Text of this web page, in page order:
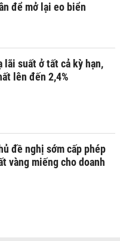
để mở lại eo biển
lãi suất ở tất cả kỳ hạn,
lên đến 2,4%
đề nghị sớm cấp phép
vàng miếng cho doanh